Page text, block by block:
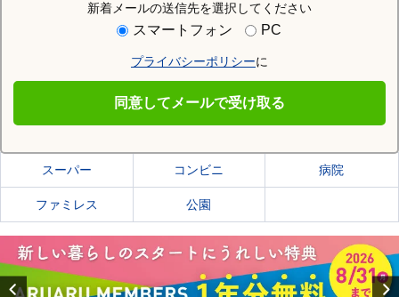
新着メールの送信先を選択してください
スマートフォン PC
プライバシーポリシーに
同意してメールで受け取る
住む街研究所で荒尾市の情報を見る
荒尾市の施設一覧
スーパー コンビニ 病院
ファミレス 公園
Previous